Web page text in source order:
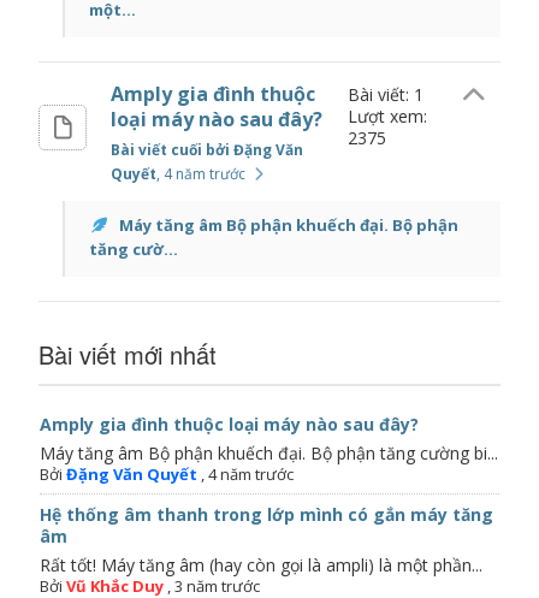
một...
Amply gia đình thuộc
loại máy nào sau đây?
Bài viết cuối bởi Đặng Văn
Quyết, 4 năm trước
Bài viết: 1
Lượt xem:
2375
Máy tăng âm Bộ phận khuếch đại. Bộ phận
tăng cườ...
Bài viết mới nhất
Amply gia đình thuộc loại máy nào sau đây?
Máy tăng âm Bộ phận khuếch đại. Bộ phận tăng cường bi...
Bởi Đặng Văn Quyết ,4 năm trước
Hệ thống âm thanh trong lớp mình có gắn máy tăng
âm
Rất tốt! Máy tăng âm (hay còn gọi là ampli) là một phần...
Bởi Vũ Khắc Duy ,3 năm trước